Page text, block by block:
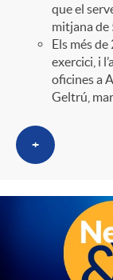
que el
mitjana de
Els més
exercici, i
oficines a
Geltrú,
+